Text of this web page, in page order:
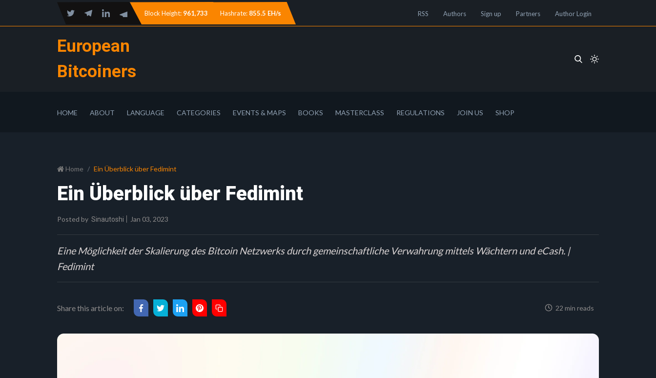
Block Height: 961,733 Hashrate: 855.5 EH/s RSS Authors Sign up Partners Author Login
European
Bitcoiners
HOME ABOUT LANGUAGE CATEGORIES EVENTS & MAPS BOOKS MASTERCLASS REGULATIONS JOIN US SHOP
Home Ein Überblick über Fedimint
Ein Überblick über Fedimint
Posted by Sinautoshi Jan 03, 2023
Eine Möglichkeit der Skalierung des Bitcoin Netzwerks durch gemeinschaftliche Verwahrung mittels Wächtern und eCash. |
Fedimint
Share this article on: 22 min reads